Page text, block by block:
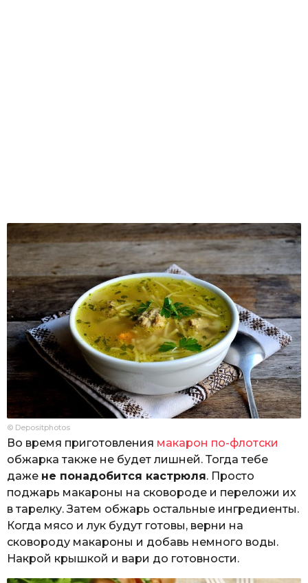
© Depositphotos
Во время приготовления макарон по-флотски
обжарка также не будет лишней. Тогда тебе
даже не понадобится кастрюля. Просто
поджарь макароны на сковороде и переложи их
в тарелку. Затем обжарь остальные ингредиенты.
Когда мясо и лук будут готовы, верни на
сковороду макароны и добавь немного воды.
Накрой крышкой и вари до готовности.